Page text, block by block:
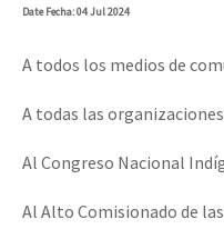
DateFecha: 04 Jul 2024
A todos los medios de
A todas las
Al Congreso Nacional
Al Alto Comisionado de